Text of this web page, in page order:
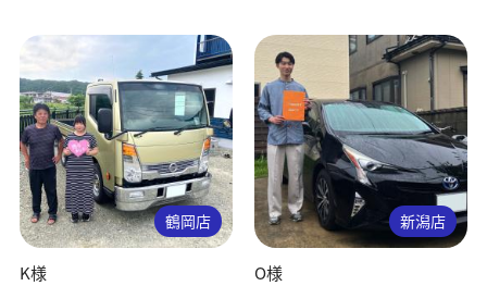
鶴岡店
K様
新潟店
O様